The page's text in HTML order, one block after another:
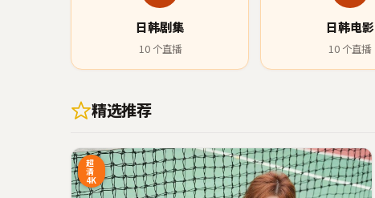
日韩剧集
10个直播
日韩电影
10 个直播
精选推荐
超
清
4K